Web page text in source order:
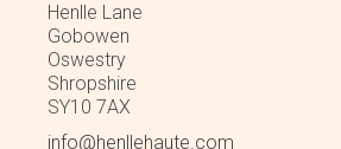
Henlle Lane
Gobowen
Oswestry
Shropshire
SY10 7AX
info@henllehaute.com